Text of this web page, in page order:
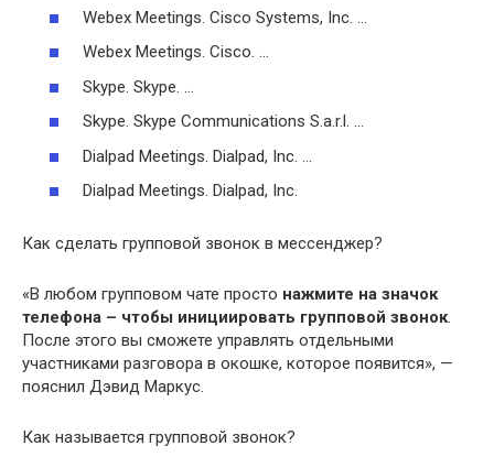
Webex Meetings. Cisco Systems, Inc. …
Webex Meetings. Cisco. …
Skype. Skype. …
Skype. Skype Communications S.a.r.l. …
Dialpad Meetings. Dialpad, Inc. …
Dialpad Meetings. Dialpad, Inc.
Как сделать групповой звонок в мессенджер?
«В любом групповом чате просто нажмите на значок
телефона – чтобы инициировать групповой звонок.
После этого вы сможете управлять отдельными
участниками разговора в окошке, которое появится», —
пояснил Дэвид Маркус.
Как называется групповой звонок?